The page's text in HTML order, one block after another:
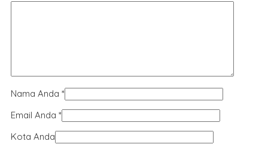
Nama Anda *
Email Anda *
Kota Anda